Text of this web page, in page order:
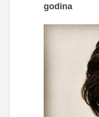
godina